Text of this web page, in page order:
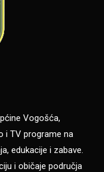
Vogošća,
i TV programe na
edukacije i zabave.
i običaje područja